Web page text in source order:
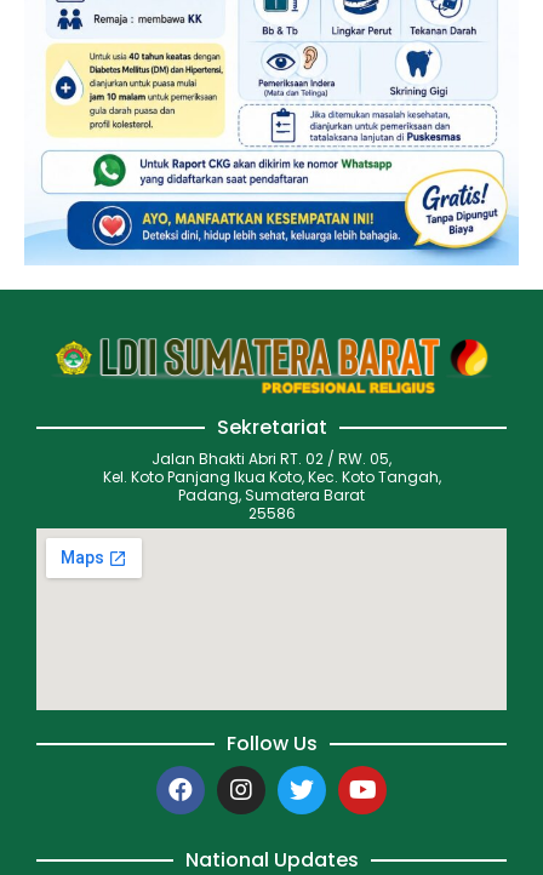
Sekretariat
Jalan Bhakti Abri RT. 02 / RW. 05,
Kel. Koto Panjang Ikua Koto, Kec. Koto Tangah,
Padang, Sumatera Barat
25586
Follow Us
National Updates